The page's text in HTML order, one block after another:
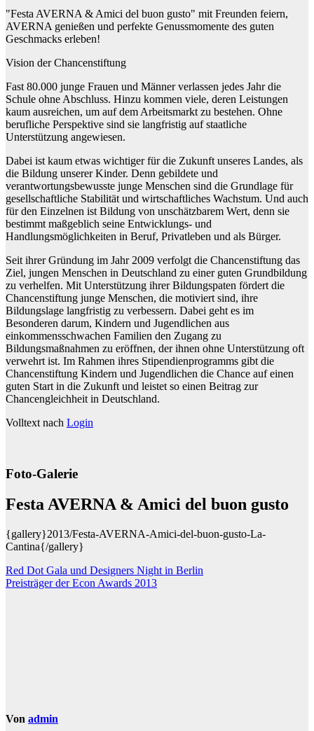
"Festa AVERNA & Amici del buon gusto" mit Freunden feiern,
AVERNA genießen und perfekte Genussmomente des guten
Geschmacks erleben!
Vision der Chancenstiftung
Fast 80.000 junge Frauen und Männer verlassen jedes Jahr die
Schule ohne Abschluss. Hinzu kommen viele, deren Leistungen
kaum ausreichen, um auf dem Arbeitsmarkt zu bestehen. Ohne
berufliche Perspektive sind sie langfristig auf staatliche
Unterstützung angewiesen.
Dabei ist kaum etwas wichtiger für die Zukunft unseres Landes, als
die Bildung unserer Kinder. Denn gebildete und
verantwortungsbewusste junge Menschen sind die Grundlage für
gesellschaftliche Stabilität und wirtschaftliches Wachstum. Und auch
für den Einzelnen ist Bildung von unschätzbarem Wert, denn sie
bestimmt maßgeblich seine Entwicklungs- und
Handlungsmöglichkeiten in Beruf, Privatleben und als Bürger.
Seit ihrer Gründung im Jahr 2009 verfolgt die Chancenstiftung das
Ziel, jungen Menschen in Deutschland zu einer guten Grundbildung
zu verhelfen. Mit Unterstützung ihrer Bildungspaten fördert die
Chancenstiftung junge Menschen, die motiviert sind, ihre
Bildungslage langfristig zu verbessern. Dabei geht es im
Besonderen darum, Kindern und Jugendlichen aus
einkommensschwachen Familien den Zugang zu
Bildungsmaßnahmen zu eröffnen, der ihnen ohne Unterstützung oft
verwehrt ist. Im Rahmen ihres Stipendienprogramms gibt die
Chancenstiftung Kindern und Jugendlichen die Chance auf einen
guten Start in die Zukunft und leistet so einen Beitrag zur
Chancengleichheit in Deutschland.
Volltext nach Login
Foto-Galerie
Festa AVERNA & Amici del buon gusto
{gallery}2013/Festa-AVERNA-Amici-del-buon-gusto-La-
Cantina{/gallery}
Beitragsnavigation
Red Dot Gala und Designers Night in Berlin
Preisträger der Econ Awards 2013
Von admin